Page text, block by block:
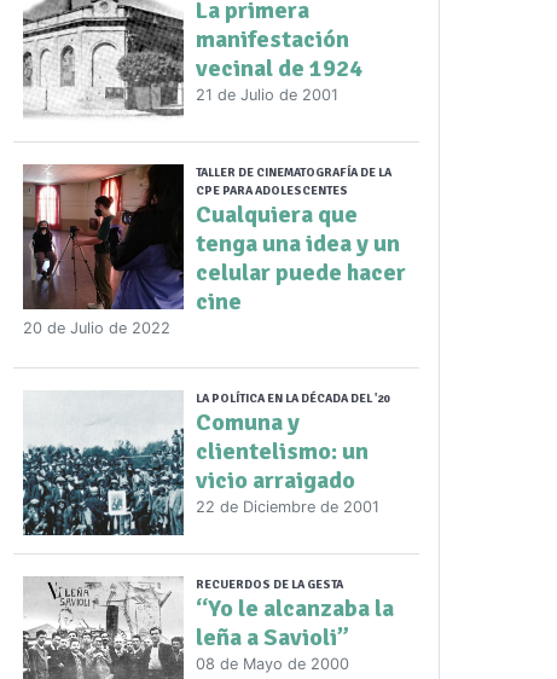
La primera
manifestación
vecinal de 1924
21 de Julio de 2001
TALLER DE CINEMATOGRAFÍA DE LA
CPE PARA ADOLESCENTES
Cualquiera que
tenga una idea y un
celular puede hacer
cine
20 de Julio de 2022
LA POLÍTICA EN LA DÉCADA DEL '20
Comuna y
clientelismo: un
vicio arraigado
22 de Diciembre de 2001
RECUERDOS DE LA GESTA
“Yo le alcanzaba la
leña a Savioli”
08 de Mayo de 2000